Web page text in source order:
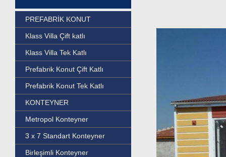
PREFABRİK KONUT
Klass Villa Çift katlı
Klass Villa Tek Katlı
Prefabrik Konut Çift Katlı
Prefabrik Konut Tek Katlı
KONTEYNER
Metropol Konteyner
3 x 7 Standart Konteyner
Birleşimli Konteyner